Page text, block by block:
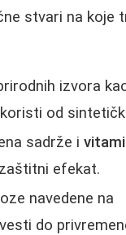
stvari na koje
izvora
od
sadrže i
efekat.
navedene na
do